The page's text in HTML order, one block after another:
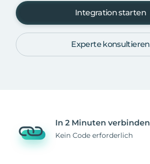
Integration starten
Experte konsultieren
In 2 Minuten verbinden
Kein Code erforderlich